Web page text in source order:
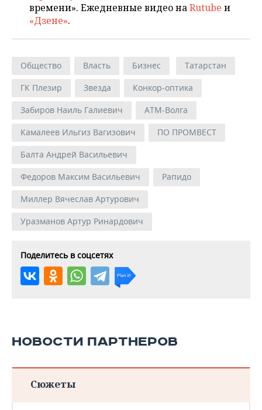
времени». Ежедневные видео наRutube и
«Дзене».
Общество Власть Бизнес
Татарстан
ГК Плезир
Звезда
Конкор-оптика
Забиров Наиль Галиевич
АТМ-Волга
Камалеев Ильгиз Вагизович
ПО ПРОМВЕСТ
Балта Андрей Васильевич
Федоров Максим Васильевич
Рапидо
Миллер Вячеслав Артурович
Уразманов Артур Ринардович
Поделитесь в соцсетях
НОВОСТИ ПАРТНЕРОВ
Сюжеты